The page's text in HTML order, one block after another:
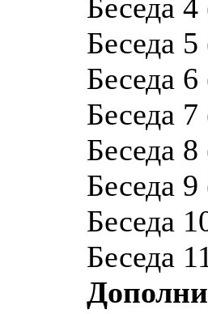
Беседа
Беседа
Беседа
Беседа
Беседа
Беседа
Беседа
Беседа